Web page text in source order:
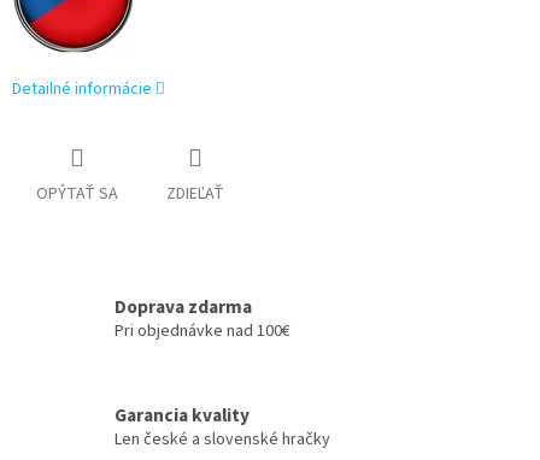
Detailné informácie
OPÝTAŤ SA ZDIEĽAŤ
Doprava zdarma
Pri objednávke nad 100€
Garancia kvality
Len české a slovenské hračky